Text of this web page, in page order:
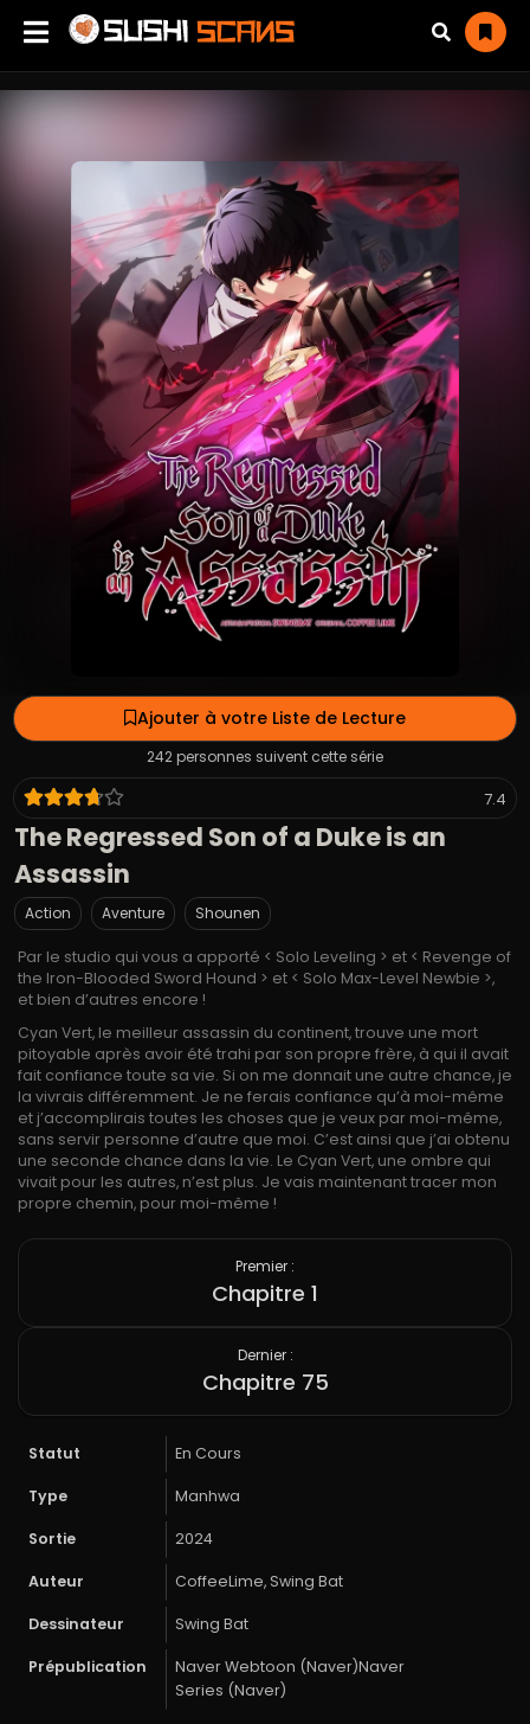
Ajouter à votre Liste de Lecture
242 personnes suivent cette série
7.4
The Regressed Son of a Duke is an
Assassin
Action Aventure Shounen
Par le studio qui vous a apporté < Solo Leveling > et < Revenge of
the Iron-Blooded Sword Hound > et < Solo Max-Level Newbie >,
et bien d’autres encore !
Cyan Vert, le meilleur assassin du continent, trouve une mort
pitoyable après avoir été trahi par son propre frère, à qui il avait
fait confiance toute sa vie. Si on me donnait une autre chance, je
la vivrais différemment. Je ne ferais confiance qu’à moi-même
et j’accomplirais toutes les choses que je veux par moi-même,
sans servir personne d’autre que moi. C’est ainsi que j’ai obtenu
une seconde chance dans la vie. Le Cyan Vert, une ombre qui
vivait pour les autres, n’est plus. Je vais maintenant tracer mon
propre chemin, pour moi-même !
Premier :
Chapitre 1
Dernier :
Chapitre 75
Statut En Cours
Type Manhwa
Sortie 2024
Auteur CoffeeLime, Swing Bat
Dessinateur Swing Bat
Prépublication
Naver Webtoon (Naver)Naver
Series (Naver)